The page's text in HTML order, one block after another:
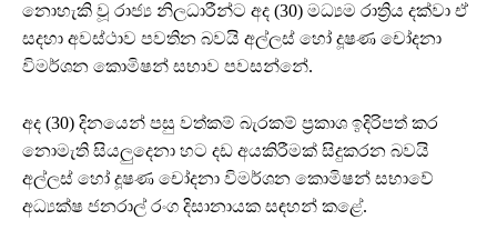
නොහැකි වූ රාජ්‍ය නිලධාරීන්ට අද (30) මධ්‍යම රාත්‍රිය දක්වා ඒ
සදහා අවස්ථාව පවතින බවයි අල්ලස් හෝ දූෂණ චෝදනා
විමර්ශන කොමිෂන් සභාව පවසන්නේ.
අද (30) දිනයෙන් පසු වත්කම් බැරකම් ප්‍රකාශ ඉදිරිපත් කර
නොමැති සියලුදෙනා හට දඩ අයකිරීමක් සිදුකරන බවයි
අල්ලස් හෝ දූෂණ චෝදනා විමර්ශන කොමිෂන් සභාවේ
අධ්‍යක්ෂ ජනරාල් රංග දිසානායක සඳහන් කළේ.